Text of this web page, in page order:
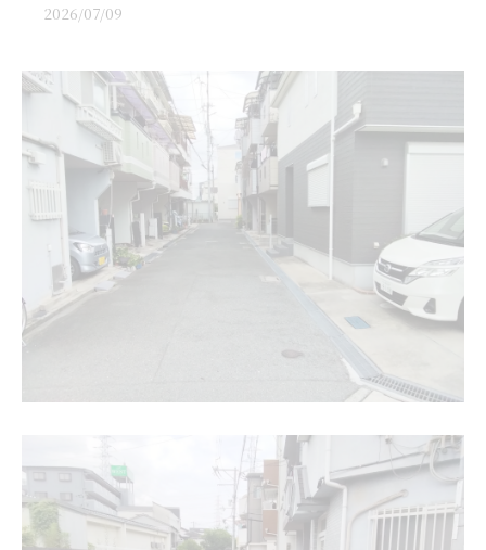
2026/07/09